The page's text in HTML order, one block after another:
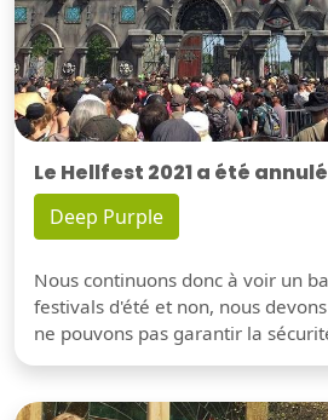
Le Hellfest 2021 a été annulé
Deep Purple
Nous continuons donc à voir un
festivals d'été et non, nous
ne pouvons pas garantir la